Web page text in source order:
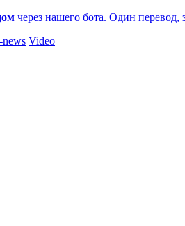
через нашего бота. Один перевод,
news Video